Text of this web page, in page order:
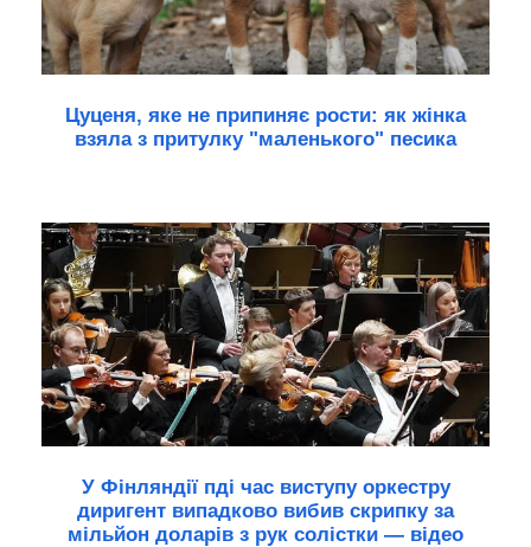
Цуценя, яке не припиняє рости: як жінка
взяла з притулку "маленького" песика
У Фінляндії пді час виступу оркестру
диригент випадково вибив скрипку за
мільйон доларів з рук солістки — відео